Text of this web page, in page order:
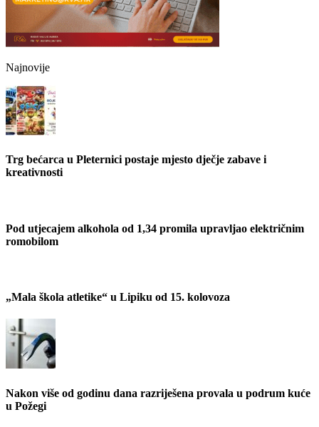
Najnovije
Trg bećarca u Pleternici postaje mjesto dječje zabave i
kreativnosti
Pod utjecajem alkohola od 1,34 promila upravljao električnim
romobilom
„Mala škola atletike“ u Lipiku od 15. kolovoza
Nakon više od godinu dana razriješena provala u podrum kuće
u Požegi